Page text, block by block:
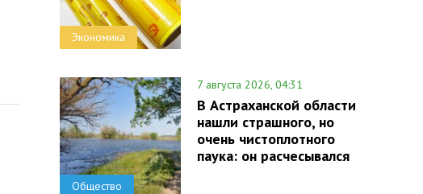
Экономика
Общество
7 августа 2026, 04:31
В Астраханской области
нашли страшного, но
очень чистоплотного
паука: он расчесывался